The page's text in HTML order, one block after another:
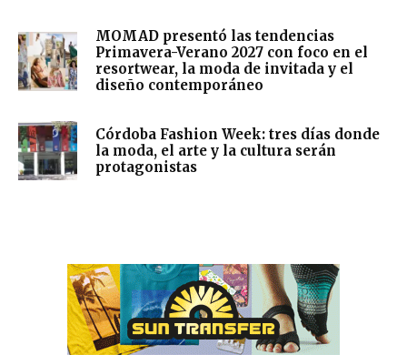
MOMAD presentó las tendencias
Primavera-Verano 2027 con foco en el
resortwear, la moda de invitada y el
diseño contemporáneo
Córdoba Fashion Week: tres días donde
la moda, el arte y la cultura serán
protagonistas